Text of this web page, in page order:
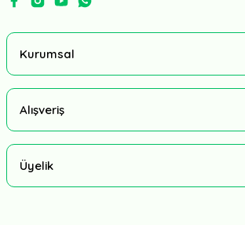
Kurumsal
Alışveriş
Üyelik